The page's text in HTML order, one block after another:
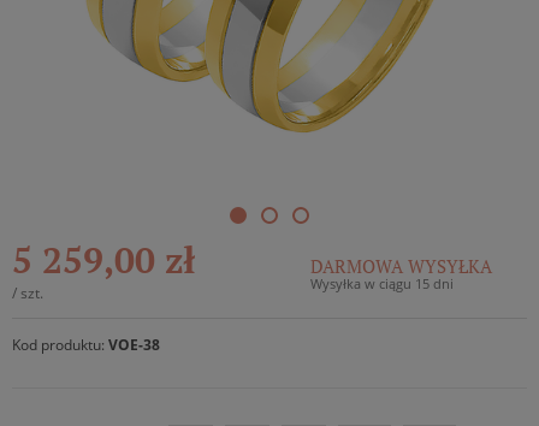
5 259,00 zł
/ szt.
DARMOWA WYSYŁKA
Wysyłka w ciągu 15 dni
Kod produktu: VOE-38